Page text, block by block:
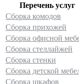
Перечень услуг
Сборка комодов
Сборка прихожей
Сборка офисной
Сборка стеллайжей
Сборка стенки
Сборка детской
Сборка шкафов